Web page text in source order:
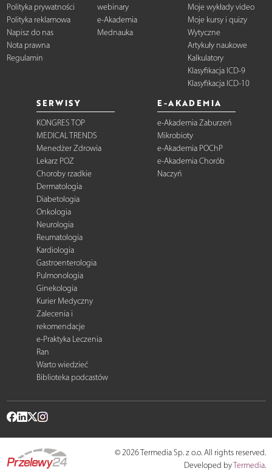
Polityka prywatności
Polityka reklamowa
Napisz do nas
Nota prawna
Regulamin
webinary
e-Akademia
Mednauka
Moje wykłady video
Moje kursy i quizy
Wytyczne
Artykuły naukowe
Kalkulatory
Klasyfikacja ICD-9
Klasyfikacja ICD-10
SERWISY
KONGRES TOP
MEDICAL TRENDS
Menedżer Zdrowia
Lekarz POZ
Choroby rzadkie
Dermatologia
Diabetologia
Onkologia
Neurologia
Reumatologia
Kardiologia
Gastroenterologia
Pulmonologia
Ginekologia
Kurier Medyczny
Zalecenia i
rekomendacje
e-Praktyka Leczenia
Ran
Warto wiedzieć
Biblioteka podcastów
E-AKADEMIA
e-Akademia Zaburzeń
Mikrobioty
e-Akademia POChP
e-Akademia Chorób
Naczyń
© 2026 Termedia Sp. z o.o. All rights reserved.
Developed byTermedia.